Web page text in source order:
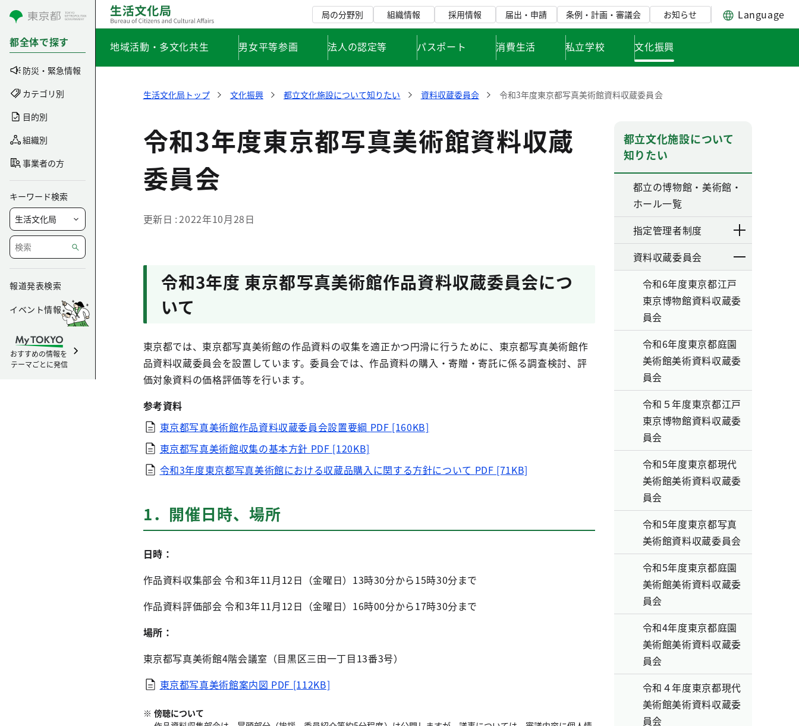
コンテンツにスキップ
都全体で探す
防災・緊急情報
カテゴリ別
目的別
組織別
事業者の方
キーワード検索
報道発表検索
イベント情報
おすすめの情報を
テーマごとに発信
局の分野別 組織情報 採用情報 届出・申請 条例・計画・審議会 お知らせ Language
地域活動・多文化共生 男女平等参画 法人の認定等 パスポート 消費生活 私立学校 文化振興
生活文化局トップ 文化振興 都立文化施設について知りたい 資料収蔵委員会 令和3年度東京都写真美術館資料収蔵委員会
令和3年度東京都写真美術館資料収蔵
委員会
更新日 2022年10月28日
令和3年度 東京都写真美術館作品資料収蔵委員会につ
いて
東京都では、東京都写真美術館の作品資料の収集を適正かつ円滑に行うために、東京都写真美術館作
品資料収蔵委員会を設置しています。委員会では、作品資料の購入・寄贈・寄託に係る調査検討、評
価対象資料の価格評価等を行います。
参考資料
東京都写真美術館作品資料収蔵委員会設置要綱 PDF [160KB]
東京都写真美術館収集の基本方針 PDF [120KB]
令和3年度東京都写真美術館における収蔵品購入に関する方針について PDF [71KB]
1．開催日時、場所
日時：
作品資料収集部会 令和3年11月12日（金曜日）13時30分から15時30分まで
作品資料評価部会 令和3年11月12日（金曜日）16時00分から17時30分まで
場所：
東京都写真美術館4階会議室（目黒区三田一丁目13番3号）
東京都写真美術館案内図 PDF [112KB]
傍聴について
都立文化施設について
知りたい
都立の博物館・美術館・
ホール一覧
指定管理者制度
資料収蔵委員会
令和6年度東京都江戸
東京博物館資料収蔵委
員会
令和6年度東京都庭園
美術館美術資料収蔵委
員会
令和５年度東京都江戸
東京博物館資料収蔵委
員会
令和5年度東京都現代
美術館美術資料収蔵委
員会
令和5年度東京都写真
美術館資料収蔵委員会
令和5年度東京都庭園
美術館美術資料収蔵委
員会
令和4年度東京都庭園
美術館美術資料収蔵委
員会
令和４年度東京都現代
美術館美術資料収蔵委
員会